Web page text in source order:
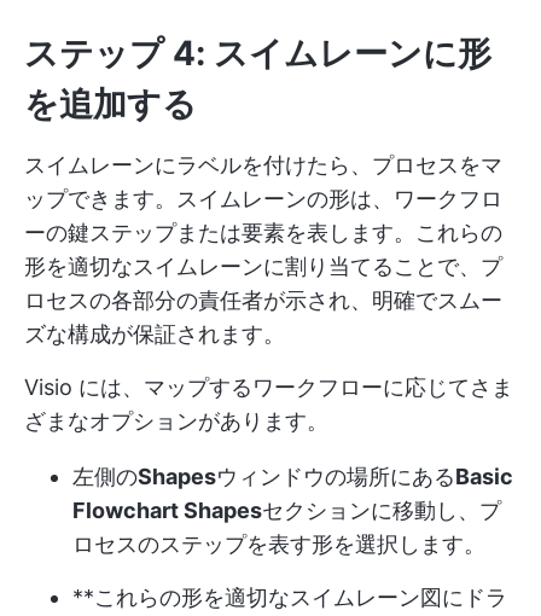
ステップ 4: スイムレーンに形
を追加する
スイムレーンにラベルを付けたら、プロセスをマ
ップできます。スイムレーンの形は、ワークフロ
ーの鍵ステップまたは要素を表します。これらの
形を適切なスイムレーンに割り当てることで、プ
ロセスの各部分の責任者が示され、明確でスムー
ズな構成が保証されます。
Visio には、マップするワークフローに応じてさま
ざまなオプションがあります。
左側のShapesウィンドウの場所にあるBasic
Flowchart Shapesセクションに移動し、プ
ロセスのステップを表す形を選択します。
**これらの形を適切なスイムレーン図にドラ